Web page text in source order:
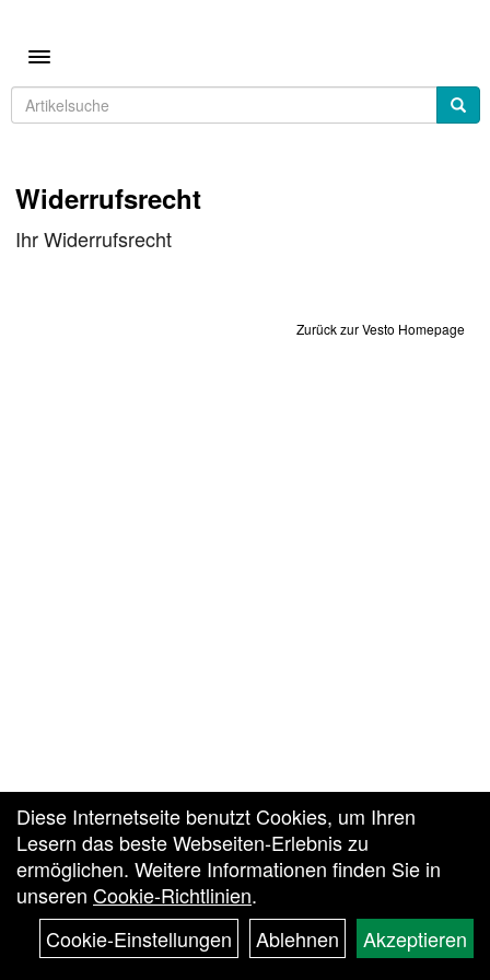
Toggle navigation
Widerrufsrecht
Ihr Widerrufsrecht
Zurück zur Vesto Homepage
Diese Internetseite benutzt Cookies, um Ihren
Lesern das beste Webseiten-Erlebnis zu
ermöglichen. Weitere Informationen finden Sie in
unseren Cookie-Richtlinien.
Cookie-Einstellungen
Ablehnen Akzeptieren